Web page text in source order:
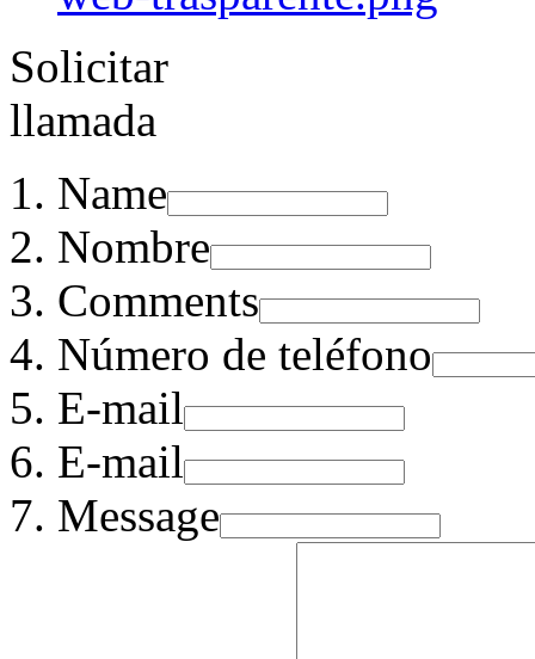
Solicitar
llamada
Name
Nombre
Comments
Número de teléfono
E-mail
E-mail
Message